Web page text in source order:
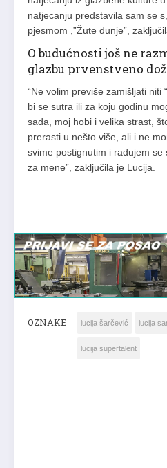
natjecanju predstavila sam se
pjesmom ,”Žute dunje”,
O budućnosti još ne
glazbu prvenstveno
“Ne volim previše zamišljati niti
bi se sutra ili za koju godinu
sada, moj hobi i velika strast,
prerasti u nešto više, ali i ne
svime postignutim i radujem
za mene”, zaključila je Lucija.
OZNAKE lucija šarčević lucija
lucija supertalent